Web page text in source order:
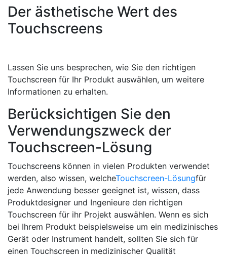
Der ästhetische Wert des
Touchscreens
Lassen Sie uns besprechen, wie Sie den richtigen
Touchscreen für Ihr Produkt auswählen, um weitere
Informationen zu erhalten.
Berücksichtigen Sie den
Verwendungszweck der
Touchscreen-Lösung
Touchscreens können in vielen Produkten verwendet
werden, also wissen, welcheTouchscreen-Lösungfür
jede Anwendung besser geeignet ist, wissen, dass
Produktdesigner und Ingenieure den richtigen
Touchscreen für ihr Projekt auswählen. Wenn es sich
bei Ihrem Produkt beispielsweise um ein medizinisches
Gerät oder Instrument handelt, sollten Sie sich für
einen Touchscreen in medizinischer Qualität